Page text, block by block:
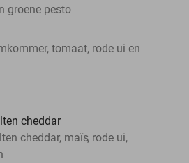
groene pesto
tomaat, rode ui en
cheddar
cheddar, maïs, rode ui,